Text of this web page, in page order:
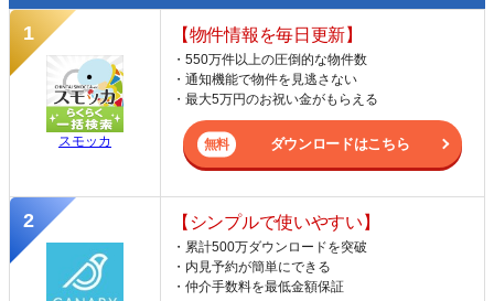
スモッカ
【物件情報を毎日更新】
・550万件以上の圧倒的な物件数
・通知機能で物件を見逃さない
・最大5万円のお祝い金がもらえる
ダウンロードはこちら
【シンプルで使いやすい】
・累計500万ダウンロードを突破
・内見予約が簡単にできる
・仲介手数料を最低金額保証